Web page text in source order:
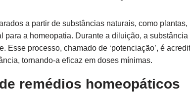
a partir de substâncias naturais, como
para a homeopatia. Durante a diluição, a
Esse processo, chamado de ‘potenciação’, é
tornando-a eficaz em doses mínimas.
remédios homeopáticos